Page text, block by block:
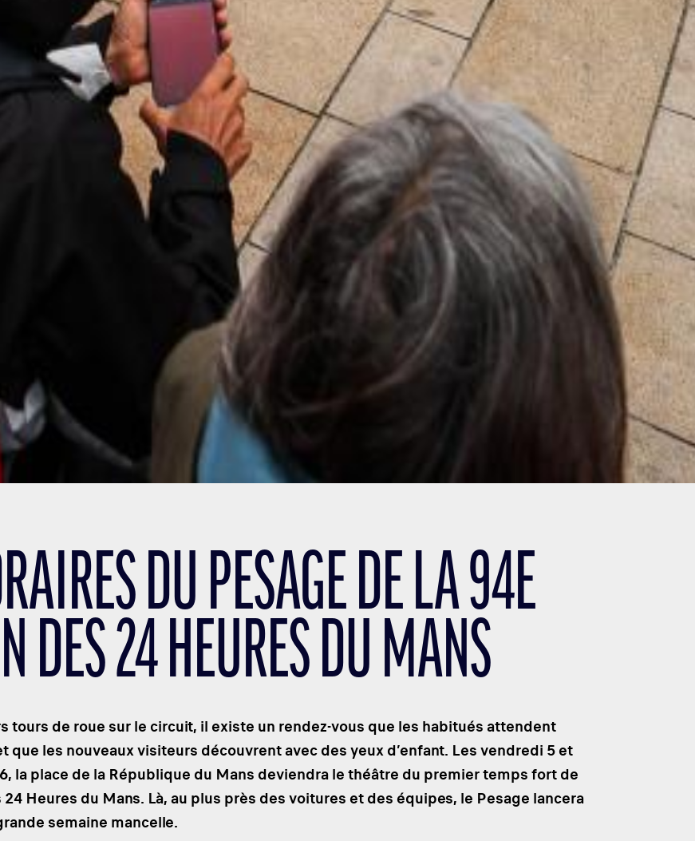
DU PESAGE DE LA 94E
DES 24 HEURES DU MANS
tours de roue sur le circuit, il existe un rendez-vous que les habitués attendent
que les nouveaux visiteurs découvrent avec des yeux d’enfant. Les vendredi 5 et
la place de la République du Mans deviendra le théâtre du premier temps fort de
Heures du Mans. Là, au plus près des voitures et des équipes, le Pesage lancera
semaine mancelle.